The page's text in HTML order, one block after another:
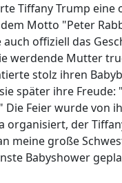
Tiffany Trump eine
Motto "Peter
auch offiziell das
werdende Mutter
stolz ihren
später ihre Freude:
Die Feier wurde von
organisiert, der
meine große
Babyshower